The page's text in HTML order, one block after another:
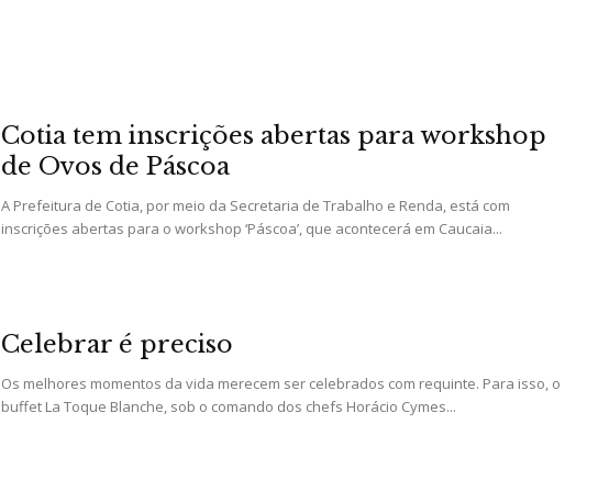
Cotia tem inscrições abertas para workshop
de Ovos de Páscoa
A Prefeitura de Cotia, por meio da Secretaria de Trabalho e Renda, está com
inscrições abertas para o workshop ‘Páscoa’, que acontecerá em Caucaia...
Celebrar é preciso
Os melhores momentos da vida merecem ser celebrados com requinte. Para isso, o
buffet La Toque Blanche, sob o comando dos chefs Horácio Cymes...